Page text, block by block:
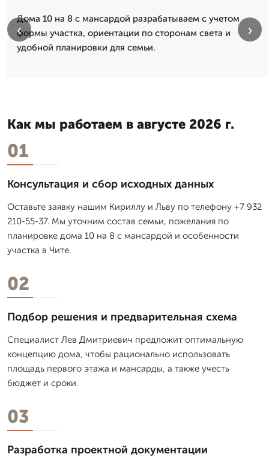
Дома 10 на 8 с мансардой разрабатываем с учетом
формы участка, ориентации по сторонам света и
удобной планировки для семьи.
‹ ›
Как мы работаем в августе 2026 г.
01
Консультация и сбор исходных данных
Оставьте заявку нашим Кириллу и Льву по телефону +7 932
210-55-37. Мы уточним состав семьи, пожелания по
планировке дома 10 на 8 с мансардой и особенности
участка в Чите.
02
Подбор решения и предварительная схема
Специалист Лев Дмитpиевич предложит оптимальную
концепцию дома, чтобы рационально использовать
площадь первого этажа и мансарды, а также учесть
бюджет и сроки.
03
Разработка проектной документации